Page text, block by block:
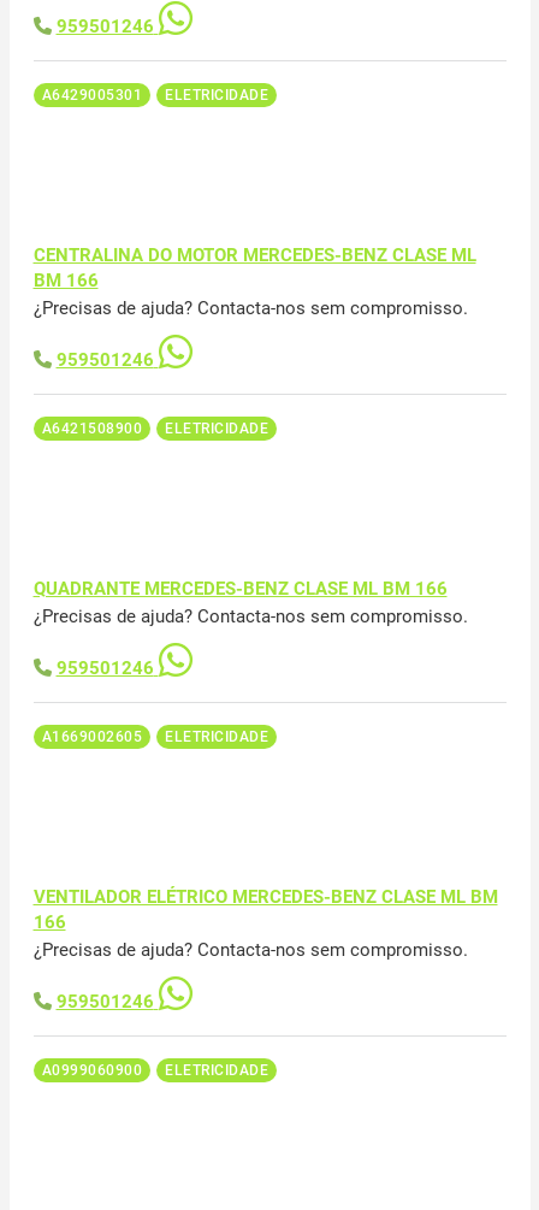
959501246
A6429005301 ELETRICIDADE
CENTRALINA DO MOTOR MERCEDES-BENZ CLASE ML
BM 166
¿Precisas de ajuda? Contacta-nos sem compromisso.
959501246
A6421508900 ELETRICIDADE
QUADRANTE MERCEDES-BENZ CLASE ML BM 166
¿Precisas de ajuda? Contacta-nos sem compromisso.
959501246
A1669002605 ELETRICIDADE
VENTILADOR ELÉTRICO MERCEDES-BENZ CLASE ML BM
166
¿Precisas de ajuda? Contacta-nos sem compromisso.
959501246
A0999060900 ELETRICIDADE